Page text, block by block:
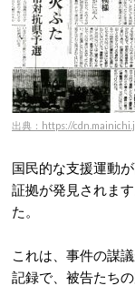
出典：https://
国民的な支援運動
証拠が発見されま
た。
これは、事件の謀
記録で、被告たち